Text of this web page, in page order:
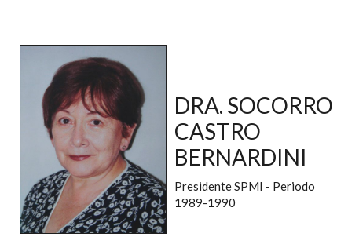
DRA. SOCORRO
CASTRO
BERNARDINI
Presidente SPMI - Periodo
1989-1990